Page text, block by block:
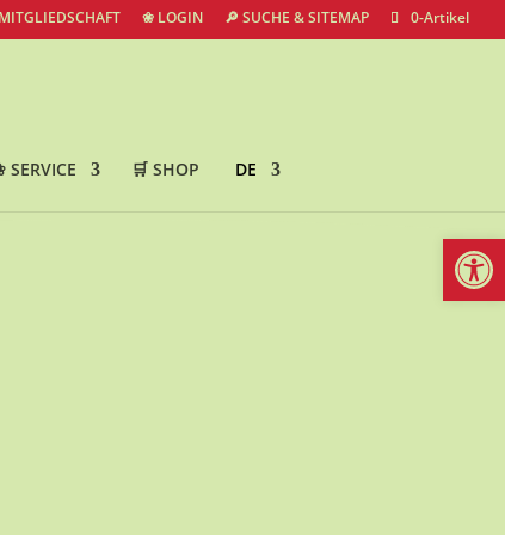
❀ LOGIN 🔎 SUCHE & SITEMAP 0-Artikel
SERVICE 🛒 SHOP DE